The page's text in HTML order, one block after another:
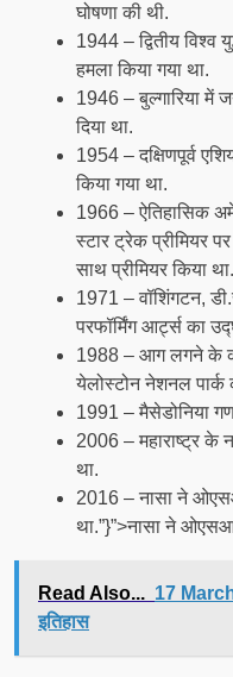
घोषणा की थी.
1944 – द्वितीय विश्व
हमला किया गया था.
1946 – बुल्गारिया में
दिया था.
1954 – दक्षिणपूर्व
किया गया था.
1966 – ऐतिहासिक
स्टार ट्रेक प्रीमियर
साथ प्रीमियर किया था.
1971 – वॉशिंगटन,
परफॉर्मिंग आर्ट्स का
1988 – आग लगने के
येलोस्टोन नेशनल पार्क
1991 – मैसेडोनिया
2006 – महाराष्ट्र के
था.
2016 – नासा ने
था.”}”>नासा ने
Read Also... 17
इतिहास